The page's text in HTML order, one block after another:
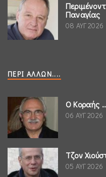
Παναγίας
08 ΑΥΓ 2026
ΠΕΡΊ ΆΛΛΩΝ....
Ο Κοραής
06 ΑΥΓ 2026
Τζον
05 ΑΥΓ 2026